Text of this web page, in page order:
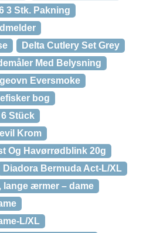
3 Stk. Pakning
Delta Cutlery Set Grey
Med Belysning
Eversmoke
bog
Stück
Krom
Og Havørrødblink 20g
Diadora Bermuda Act-L/XL
lange ærmer – dame
L/XL